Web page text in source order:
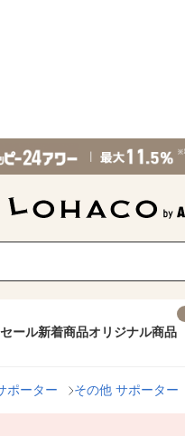
ール新着商品オリジナル商品
ポーター その他 サポーター